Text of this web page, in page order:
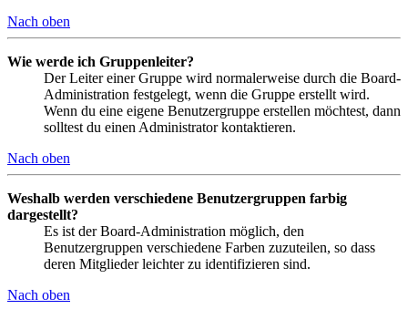
Nach oben
Wie werde ich Gruppenleiter?
Der Leiter einer Gruppe wird normalerweise durch die Board-
Administration festgelegt, wenn die Gruppe erstellt wird.
Wenn du eine eigene Benutzergruppe erstellen möchtest, dann
solltest du einen Administrator kontaktieren.
Nach oben
Weshalb werden verschiedene Benutzergruppen farbig
dargestellt?
Es ist der Board-Administration möglich, den
Benutzergruppen verschiedene Farben zuzuteilen, so dass
deren Mitglieder leichter zu identifizieren sind.
Nach oben